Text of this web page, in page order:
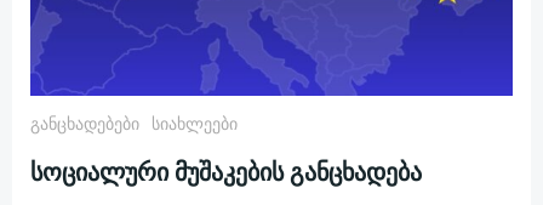
Განცხადებები Სიახლეები
სოციალური მუშაკების განცხადება